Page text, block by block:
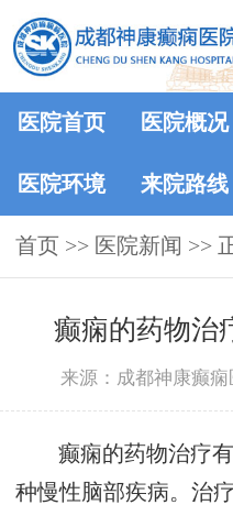
医院首页 医院概况
医院环境 来院路线
首页 >> 医院新闻 >>
癫痫的药物治
来源：成都神康癫痫
癫痫的药物治疗
种慢性脑部疾病。治